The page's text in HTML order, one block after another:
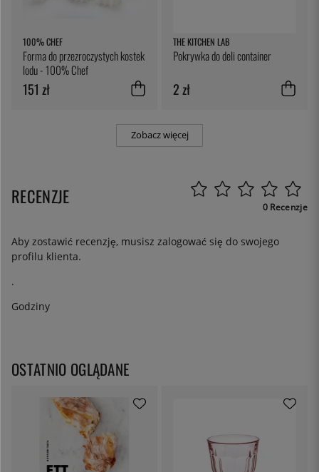
100% CHEF
Forma do przezroczystych kostek
lodu - 100% Chef
151 zł
THE KITCHEN LAB
Pokrywka do deli container
2 zł
Zobacz więcej
RECENZJE 0 Recenzje
Aby zostawić recenzję, musisz zalogować się do swojego
profilu klienta.
.
Godziny
OSTATNIO OGLĄDANE